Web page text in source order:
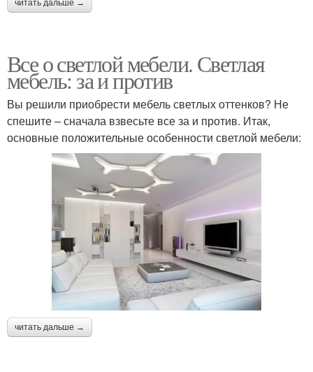
читать дальше →
Все о светлой мебели. Светлая
мебель: за и против
Вы решили приобрести мебель светлых оттенков? Не
спешите – сначала взвесьте все за и против. Итак,
основные положительные особенности светлой мебели:
читать дальше →